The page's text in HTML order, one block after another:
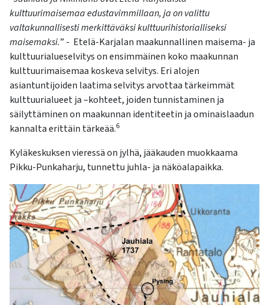
kosketus-
ja
pyyhkäisyliikkeitä.
kulttuurimaisemaa edustavimmillaan, ja on valittu
valtakunnallisesti merkittäväksi kulttuurihistorialliseksi
maisemaksi.” - Etelä-Karjalan maakunnallinen maisema- ja
kulttuurialueselvitys on ensimmäinen koko maakunnan
kulttuurimaisemaa koskeva selvitys. Eri alojen
asiantuntijoiden laatima selvitys arvottaa tärkeimmät
kulttuurialueet ja –kohteet, joiden tunnistaminen ja
säilyttäminen on maakunnan identiteetin ja ominaislaadun
kannalta erittäin tärkeää.6
Kyläkeskuksen vieressä on jylhä, jääkauden muokkaama
Pikku-Punkaharju, tunnettu juhla- ja näköalapaikka.